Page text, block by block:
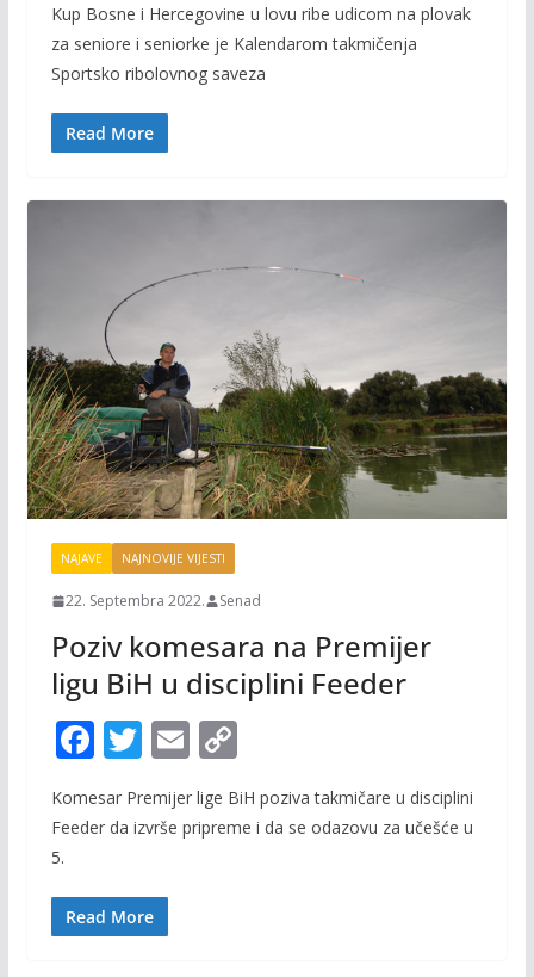
e
b
o
o
itt
er
ai
l
p
y
Kup Bosne i Hercegovine u lovu ribe udicom na plovak
za seniore i seniorke je Kalendarom takmičenja
Sportsko ribolovnog saveza
Read More
NAJAVE NAJNOVIJE VIJESTI
22. Septembra 2022. Senad
Poziv komesara na Premijer
ligu BiH u disciplini Feeder
F
e
o
o
T
itt
E
m
ai
C
p
Komesar Premijer lige BiH poziva takmičare u disciplini
Feeder da izvrše pripreme i da se odazovu za učešće u
5.
Read More